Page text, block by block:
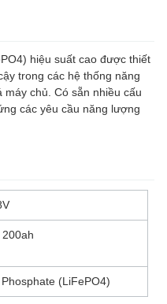
hiệu suất cao được thiết
trong các hệ thống năng
chủ. Có sẵn nhiều cấu
các yêu cầu năng lượng
(LiFePO4)